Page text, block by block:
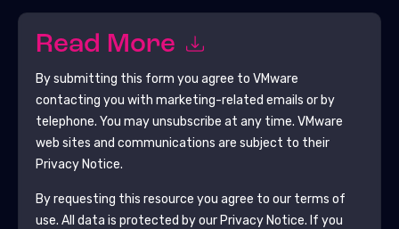
Read More
By submitting this form you agree to VMware
contacting you with marketing-related emails or by
telephone. You may unsubscribe at any time. VMware
web sites and communications are subject to their
Privacy Notice.
By requesting this resource you agree to our terms of
use. All data is protected by our Privacy Notice. If you